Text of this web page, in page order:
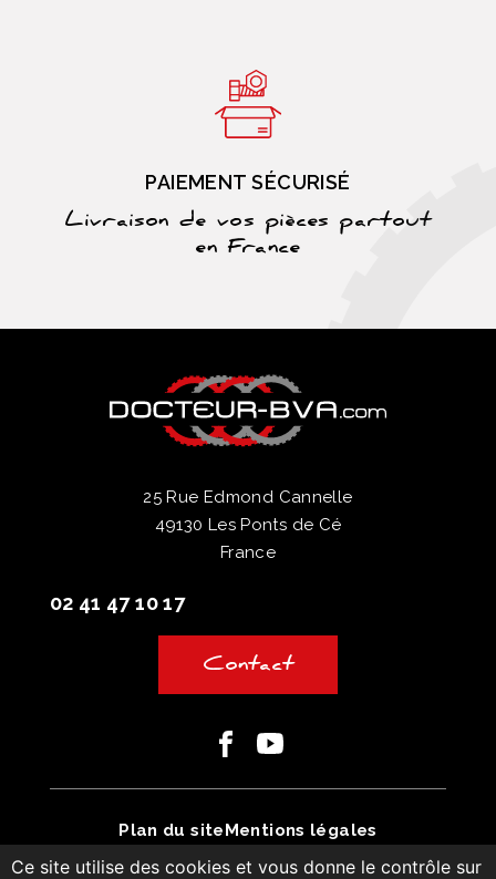
Ce site utilise des cookies et vous donne le contrôle sur
PAIEMENT SÉCURISÉ
Livraison de vos pièces partout
en France
25 Rue Edmond Cannelle
49130 Les Ponts de Cé
France
02 41 47 10 17
Contact
FacebookYoutube
Plan du siteMentions légales
Conditions générales de vente